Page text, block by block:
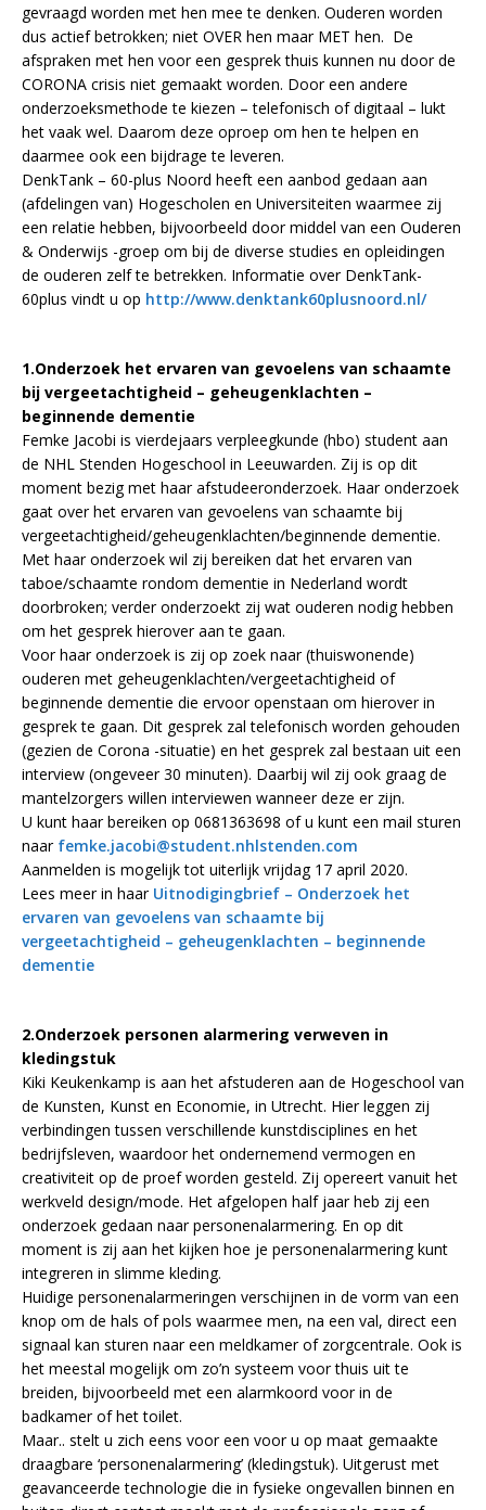
gevraagd worden met hen mee te denken. Ouderen worden
dus actief betrokken; niet OVER hen maar MET hen. De
afspraken met hen voor een gesprek thuis kunnen nu door de
CORONA crisis niet gemaakt worden. Door een andere
onderzoeksmethode te kiezen – telefonisch of digitaal – lukt
het vaak wel. Daarom deze oproep om hen te helpen en
daarmee ook een bijdrage te leveren.
DenkTank – 60-plus Noord heeft een aanbod gedaan aan
(afdelingen van) Hogescholen en Universiteiten waarmee zij
een relatie hebben, bijvoorbeeld door middel van een Ouderen
& Onderwijs -groep om bij de diverse studies en opleidingen
de ouderen zelf te betrekken. Informatie over DenkTank-
60plus vindt u op http://www.denktank60plusnoord.nl/
1.Onderzoek het ervaren van gevoelens van schaamte
bij vergeetachtigheid – geheugenklachten –
beginnende dementie
Femke Jacobi is vierdejaars verpleegkunde (hbo) student aan
de NHL Stenden Hogeschool in Leeuwarden. Zij is op dit
moment bezig met haar afstudeeronderzoek. Haar onderzoek
gaat over het ervaren van gevoelens van schaamte bij
vergeetachtigheid/geheugenklachten/beginnende dementie.
Met haar onderzoek wil zij bereiken dat het ervaren van
taboe/schaamte rondom dementie in Nederland wordt
doorbroken; verder onderzoekt zij wat ouderen nodig hebben
om het gesprek hierover aan te gaan.
Voor haar onderzoek is zij op zoek naar (thuiswonende)
ouderen met geheugenklachten/vergeetachtigheid of
beginnende dementie die ervoor openstaan om hierover in
gesprek te gaan. Dit gesprek zal telefonisch worden gehouden
(gezien de Corona -situatie) en het gesprek zal bestaan uit een
interview (ongeveer 30 minuten). Daarbij wil zij ook graag de
mantelzorgers willen interviewen wanneer deze er zijn.
U kunt haar bereiken op 0681363698 of u kunt een mail sturen
naar femke.jacobi@student.nhlstenden.com
Aanmelden is mogelijk tot uiterlijk vrijdag 17 april 2020.
Lees meer in haar Uitnodigingbrief – Onderzoek het
ervaren van gevoelens van schaamte bij
vergeetachtigheid – geheugenklachten – beginnende
dementie
2.Onderzoek personen alarmering verweven in
kledingstuk
Kiki Keukenkamp is aan het afstuderen aan de Hogeschool van
de Kunsten, Kunst en Economie, in Utrecht. Hier leggen zij
verbindingen tussen verschillende kunstdisciplines en het
bedrijfsleven, waardoor het ondernemend vermogen en
creativiteit op de proef worden gesteld. Zij opereert vanuit het
werkveld design/mode. Het afgelopen half jaar heb zij een
onderzoek gedaan naar personenalarmering. En op dit
moment is zij aan het kijken hoe je personenalarmering kunt
integreren in slimme kleding.
Huidige personenalarmeringen verschijnen in de vorm van een
knop om de hals of pols waarmee men, na een val, direct een
signaal kan sturen naar een meldkamer of zorgcentrale. Ook is
het meestal mogelijk om zo’n systeem voor thuis uit te
breiden, bijvoorbeeld met een alarmkoord voor in de
badkamer of het toilet.
Maar.. stelt u zich eens voor een voor u op maat gemaakte
draagbare ‘personenalarmering’ (kledingstuk). Uitgerust met
geavanceerde technologie die in fysieke ongevallen binnen en